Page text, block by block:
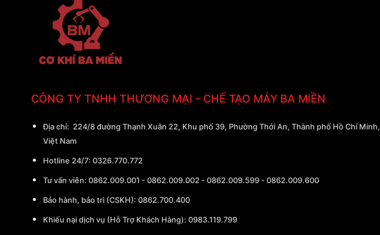
CÔNG TY TNHH THƯƠNG MẠI - CHẾ TẠO MÁY BA MIỀN
Địa chỉ: 224/8 đường Thạnh Xuân 22, Khu phố 39, Phường Thới An, Thành phố Hồ Chí Minh,
Việt Nam
Hotline 24/7: 0326.770.772
Tư vấn viên: 0862.009.001 - 0862.009.002 - 0862.009.599 - 0862.009.600
Bảo hành, bảo trì (CSKH): 0862.700.400
Khiếu nại dịch vụ (Hỗ Trợ Khách Hàng): 0983.119.799